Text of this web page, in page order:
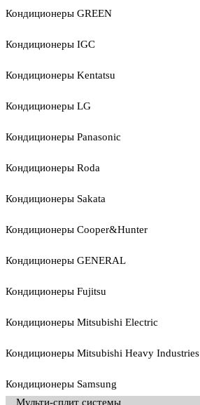
Кондиционеры GREEN
Кондиционеры IGC
Кондиционеры Kentatsu
Кондиционеры LG
Кондиционеры Panasonic
Кондиционеры Roda
Кондиционеры Sakata
Кондиционеры Cooper&Hunter
Кондиционеры GENERAL
Кондиционеры Fujitsu
Кондиционеры Mitsubishi Electric
Кондиционеры Mitsubishi Heavy Industries
Кондиционеры Samsung
Мульти-сплит системы